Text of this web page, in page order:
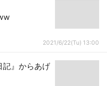
2021/6/22(Tu) 13:00
記』からあげ